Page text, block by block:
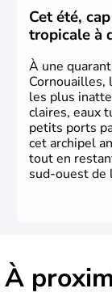
d’Union,
Royaume
Lumières, il
l’innovation. Il
commerce
à partir de
1980,
le
sa culture et
Cet été,
tropicale à
À une
Cornouailles,
les plus
claires, eaux
petits ports
cet archipel
tout en
sud-ouest de
À